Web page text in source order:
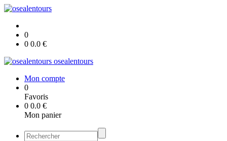
0
0 0.0 €
osealentours
Mon compte
0
Favoris
0 0.0 €
Mon panier